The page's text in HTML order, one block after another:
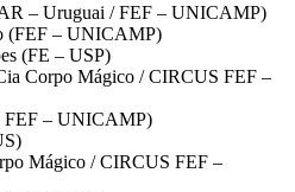
– Uruguai / FEF – UNICAMP)
(FEF – UNICAMP)
(FE – USP)
Corpo Mágico / CIRCUS FEF –
FEF – UNICAMP)
Mágico / CIRCUS FEF –